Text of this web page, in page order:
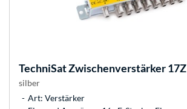
TechniSatZwischenverstärker 17Z
silber
Art: Verstärker